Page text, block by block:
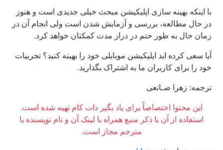
با اینکه بهینه سازی اپلیکیشن مبحث خیلی جدیدی است و هنوز
در حال مطالعه، بررسی و آزمایش شدن است ولی انجام آن در
زمان حال به طور حتم در دراز مدت کمکتان خواهد کرد.
آیا سعی کرده اید اپلیکیشن موبایلی خود را بهینه کنید؟ تجربیات
خود را برای کاربران ما به اشتراک بگذارید.
ترجمه: زهرا صـانعی
این محتوا اختصاصاً برای یاد بگیر دات کام تهیه شده است.
استفاده از آن با ذکر منبع همراه با لینک آن و نام نویسنده یا
مترجم مجاز است.